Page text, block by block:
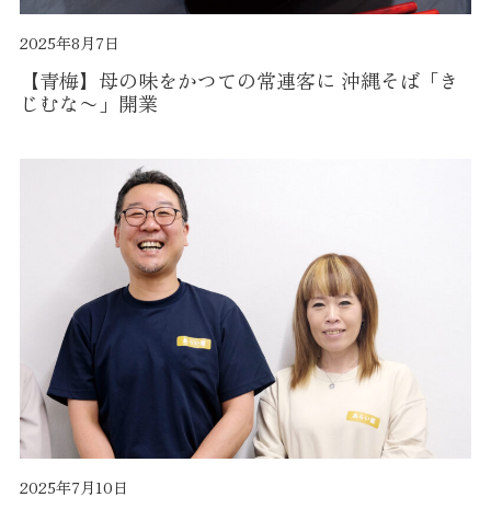
2025年8月7日
【青梅】母の味をかつての常連客に 沖縄そば「き
じむな〜」開業
2025年7月10日